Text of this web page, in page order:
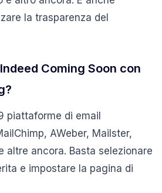
la trasparenza del
Coming Soon con
piattaforme di email
AWeber, Mailster,
altre ancora. Basta selezionare
e impostare la pagina di